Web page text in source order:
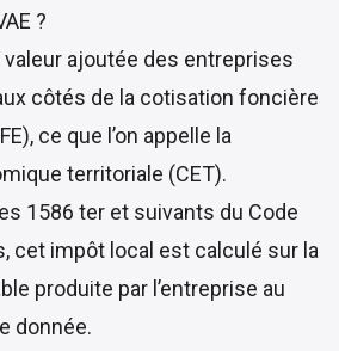
?
ajoutée des entreprises
côtés de la cotisation foncière
ce que l’on appelle la
territoriale (CET).
1586 ter et suivants du Code
, cet impôt local est calculé sur la
produite par l’entreprise au
donnée.